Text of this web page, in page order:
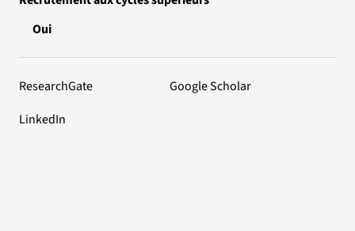
Oui
ResearchGate
Google Scholar
LinkedIn